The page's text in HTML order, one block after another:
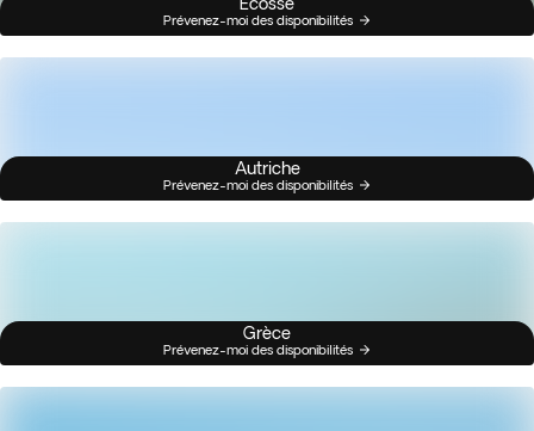
Prévenez-moi des disponibilités
Autriche
Prévenez-moi des disponibilités
Grèce
Prévenez-moi des disponibilités